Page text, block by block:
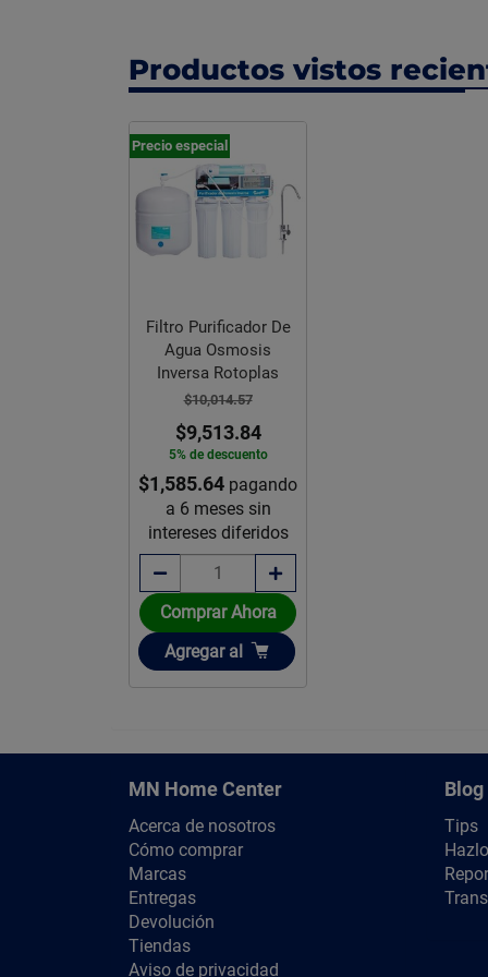
Productos vistos
Precio especial
Filtro Purificador De
Agua Osmosis
Inversa Rotoplas
$10,014.57
$9,513.84
5% de descuento
$1,585.64 pagando
a 6 meses sin
intereses diferidos
Comprar Ahora
Añadir
Agregar al
MN Home Center
Acerca de nosotros
Cómo comprar
Marcas
Entregas
Devolución
Tiendas
Aviso de privacidad
Blog
Tips